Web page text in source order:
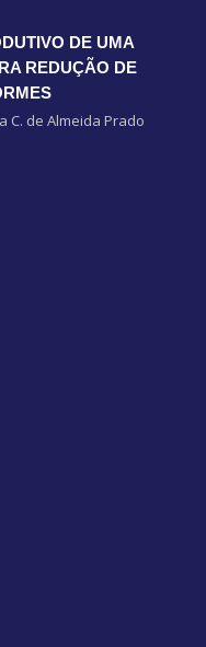
DE UMA
REDUÇÃO DE
C. de Almeida Prado